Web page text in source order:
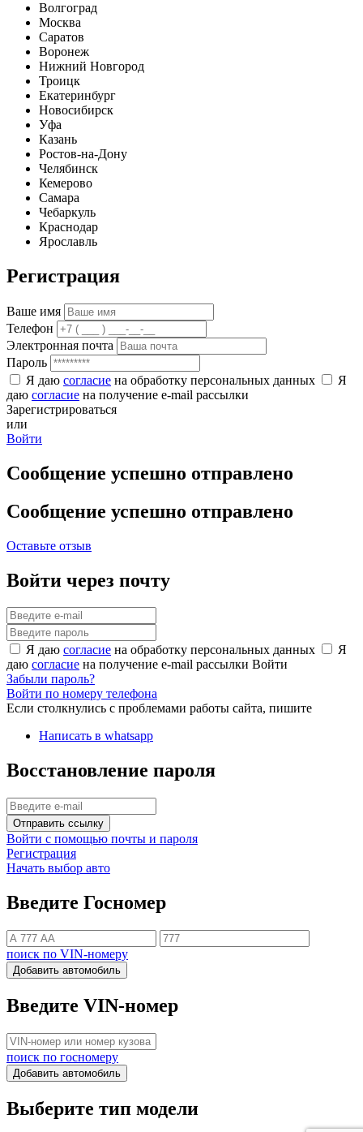
Волгоград
Москва
Саратов
Воронеж
Нижний Новгород
Троицк
Екатеринбург
Новосибирск
Уфа
Казань
Ростов-на-Дону
Челябинск
Кемерово
Самара
Чебаркуль
Краснодар
Ярославль
Регистрация
Ваше имя
Телефон
Электронная почта
Пароль
Я даю согласие на обработку персональных данных
Я
даю согласие на получение e-mail рассылки
Зарегистрироваться
или
Войти
Сообщение успешно отправлено
Сообщение успешно отправлено
Оставьте отзыв
Войти через почту
Я даю согласие на обработку персональных данных
Я
даю согласие на получение e-mail рассылки Войти
Забыли пароль?
Войти по номеру телефона
Если столкнулись с проблемами работы сайта, пишите
Написать в whatsapp
Восстановление пароля
Отправить ссылку
Войти с помощью почты и пароля
Регистрация
Начать выбор авто
Введите Госномер
поиск по VIN-номеру
Добавить автомобиль
Введите VIN-номер
поиск по госномеру
Добавить автомобиль
Выберите тип модели